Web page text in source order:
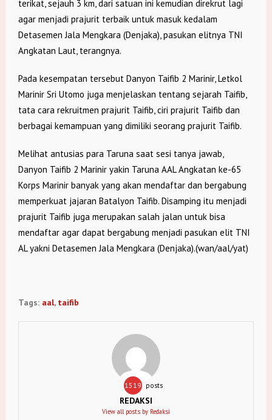
terikat, sejauh 3 km, dari satuan ini kemudian direkrut lagi
agar menjadi prajurit terbaik untuk masuk kedalam
Detasemen Jala Mengkara (Denjaka), pasukan elitnya TNI
Angkatan Laut, terangnya.
Pada kesempatan tersebut Danyon Taifib 2 Marinir, Letkol
Marinir Sri Utomo juga menjelaskan tentang sejarah Taifib,
tata cara rekruitmen prajurit Taifib, ciri prajurit Taifib dan
berbagai kemampuan yang dimiliki seorang prajurit Taifib.
Melihat antusias para Taruna saat sesi tanya jawab,
Danyon Taifib 2 Marinir yakin Taruna AAL Angkatan ke-65
Korps Marinir banyak yang akan mendaftar dan bergabung
memperkuat jajaran Batalyon Taifib. Disamping itu menjadi
prajurit Taifib juga merupakan salah jalan untuk bisa
mendaftar agar dapat bergabung menjadi pasukan elit TNI
AL yakni Detasemen Jala Mengkara (Denjaka).(wan/aal/yat)
Tags: aal, taifib
1519 posts
REDAKSI
View all posts by Redaksi